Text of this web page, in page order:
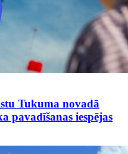
Tukuma novadā
pavadīšanas iespējas